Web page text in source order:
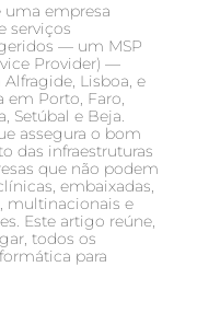
uma empresa
serviços
— um MSP
Provider) —
Lisboa, e
em Porto, Faro,
Setúbal e Beja.
assegura o bom
das infraestruturas
que não podem
embaixadas,
multinacionais e
Este artigo reúne,
todos os
para